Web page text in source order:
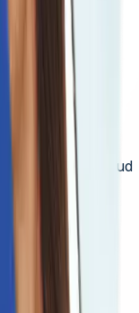
with AWS Cloud
and driving